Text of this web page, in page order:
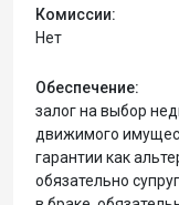
Комиссии:
Нет
Обеспечение:
залог на выбор
движимого
гарантии как
обязательно